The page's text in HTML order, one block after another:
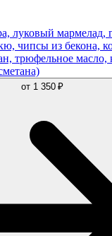
луковый мармелад,
чипсы из бекона,
трюфельное масло,
от 1 350 ₽